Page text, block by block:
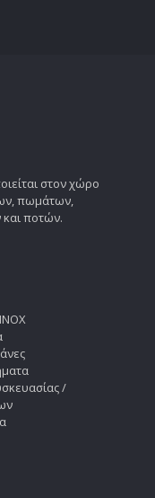
στον χώρο
πωμάτων,
ποτών.
/